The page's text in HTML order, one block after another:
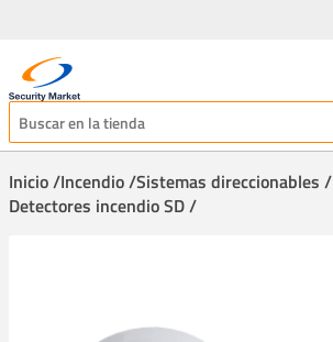
Inicio /Incendio /Sistemas direccionables /
Detectores incendio SD /